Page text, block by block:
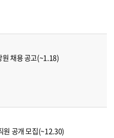
채용 공고(~1.18)
원 공개 모집(~12.30)